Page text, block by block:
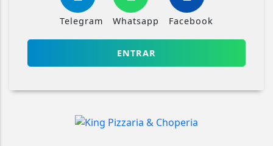
Telegram Whatsapp Facebook
ENTRAR